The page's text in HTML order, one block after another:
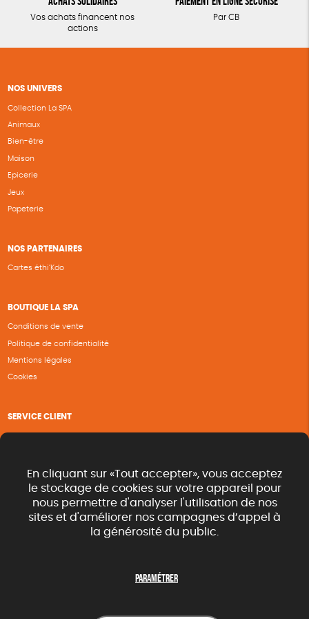
Vos achats financent nos
actions
Par CB
NOS UNIVERS
Collection La SPA
Animaux
Bien-être
Maison
Epicerie
Jeux
Papeterie
NOS PARTENAIRES
Cartes éthi’Kdo
BOUTIQUE LA SPA
Conditions de vente
Politique de confidentialité
Mentions légales
Cookies
SERVICE CLIENT
Nous contacter
Renvoyer des articles
Commande rapide catalogue
En cliquant sur «Tout accepter», vous acceptez
le stockage de cookies sur votre appareil pour
nous permettre d'analyser l'utilisation de nos
sites et d'améliorer nos campagnes d’appel à
la générosité du public.
Paramétrer